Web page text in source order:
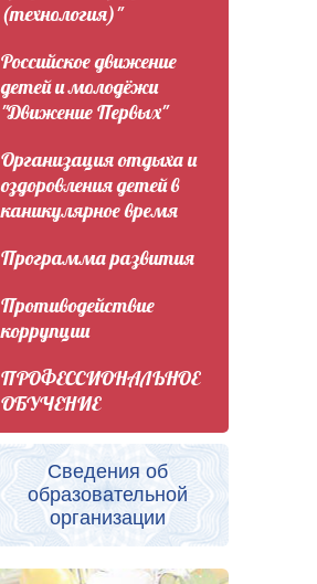
(технология)"
Российское движение
детей и молодёжи
"Движение Первых"
Организация отдыха и
оздоровления детей в
каникулярное время
Программа развития
Противодействие
коррупции
ПРОФЕССИОНАЛЬНОЕ
ОБУЧЕНИЕ
Сведения об
образовательной
организации